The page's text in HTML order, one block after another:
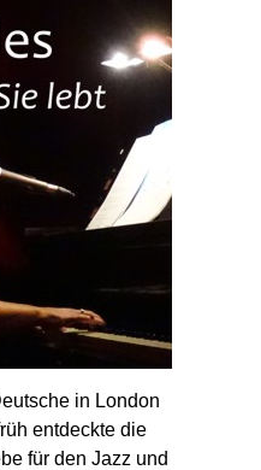
in London
entdeckte die
für den Jazz und